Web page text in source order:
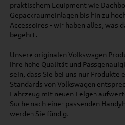
praktischem Equipment wie
Gepäckraumeinlagen bis hin zu
Accessoires - wir haben alles, was
begehrt.
Unsere originalen Volkswagen
ihre hohe Qualität und
sein, dass Sie bei uns nur Produkte
Standards von Volkswagen
Fahrzeug mit neuen Felgen
Suche nach einer passenden
werden Sie fündig.